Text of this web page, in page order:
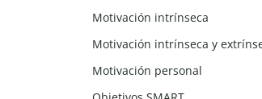
Motivación intrínseca
Motivación intrínseca y
Motivación personal